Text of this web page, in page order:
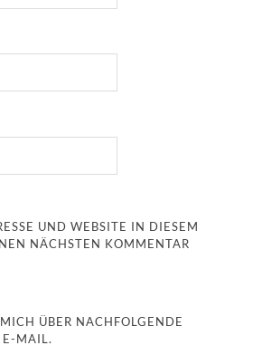
UND WEBSITE IN DIESEM
NÄCHSTEN KOMMENTAR
ÜBER NACHFOLGENDE
E-MAIL.